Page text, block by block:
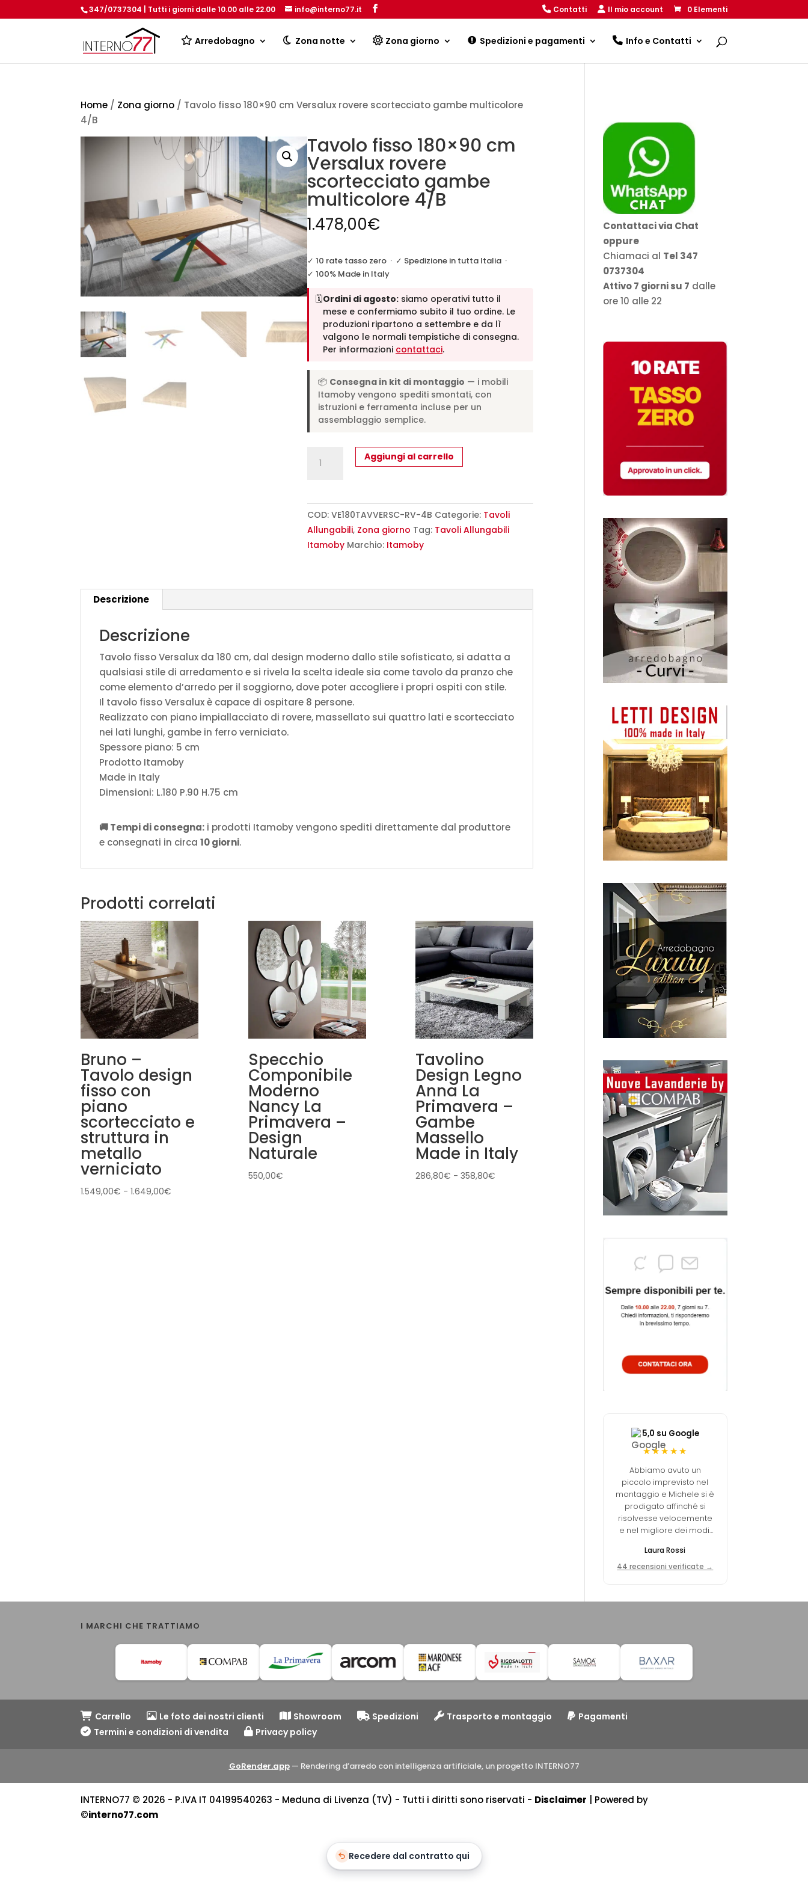
347/0737304 | Tutti i giorni dalle 10.00 alle 22.00 info@interno77.it Contatti Il mio account 0 Elementi
Arredobagno Zona notte Zona giorno Spedizioni e pagamenti Info e Contatti
Products
Home / Zona giorno / Tavolo fisso 180×90 cm Versalux rovere scortecciato gambe multicolore
4/B
Tavolo fisso 180×90 cm
Versalux rovere
scortecciato gambe
multicolore 4/B
1.478,00€
✓ 10 rate tasso zero· ✓ Spedizione in tutta Italia·
✓ 100% Made in Italy
🗓️Ordini di agosto:siamo operativi tutto il
mese e confermiamo subito il tuo ordine. Le
produzioni ripartono a settembre e da lì
valgono le normali tempistiche di consegna.
Per informazioni contattaci.
📦 Consegna in kit di montaggio — i mobili
Itamoby vengono spediti smontati, con
istruzioni e ferramenta incluse per un
assemblaggio semplice.
fisso
Versalux
rovere
scortecciato
4/B
Aggiungi al carrello
COD: VE180TAVVERSC-RV-4B Categorie: Tavoli
Allungabili, Zona giorno Tag: Tavoli Allungabili
Itamoby Marchio: Itamoby
Descrizione
Descrizione
Tavolo fisso Versalux da 180 cm, dal design moderno dallo stile sofisticato, si adatta a
qualsiasi stile di arredamento e si rivela la scelta ideale sia come tavolo da pranzo che
come elemento d’arredo per il soggiorno, dove poter accogliere i propri ospiti con stile.
Il tavolo fisso Versalux è capace di ospitare 8 persone.
Realizzato con piano impiallacciato di rovere, massellato sui quattro lati e scortecciato
nei lati lunghi, gambe in ferro verniciato.
Spessore piano: 5 cm
Prodotto Itamoby
Made in Italy
Dimensioni: L.180 P.90 H.75 cm
🚚 Tempi di consegna: i prodotti Itamoby vengono spediti direttamente dal produttore
e consegnati in circa10 giorni.
Prodotti correlati
Bruno –
Tavolo design
fisso con
piano
scortecciato e
struttura in
metallo
verniciato
1.549,00€ - 1.649,00€
Specchio
Componibile
Moderno
Nancy La
Primavera –
Design
Naturale
550,00€
Tavolino
Design Legno
Anna La
Primavera –
Gambe
Massello
Made in Italy
286,80€ - 358,80€
Contattaci via Chat
oppure
Chiamaci al Tel 347
0737304
Attivo 7 giorni su 7 dalle
ore 10 alle 22
5,0 su Google
★★★★★
Abbiamo avuto un
piccolo imprevisto nel
montaggio e Michele si è
prodigato affinché si
risolvesse velocemente
e nel migliore dei modi.
negozio online.
Laura Rossi
44 recensioni verificate →
I MARCHI CHE TRATTIAMO
Carrello Le foto dei nostri clienti Showroom Spedizioni Trasporto e montaggio
Pagamenti
Termini e condizioni di vendita
Privacy policy
GoRender.app— Rendering d’arredo con intelligenza artificiale, un progetto INTERNO77
INTERNO77 © 2026 - P.IVA IT 04199540263 - Meduna di Livenza (TV) - Tutti i diritti sono riservati - Disclaimer | Powered by
©interno77.com
Recedere dal contratto qui